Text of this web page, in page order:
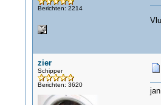
Berichten: 2214
zier
Schipper
Berichten: 3620